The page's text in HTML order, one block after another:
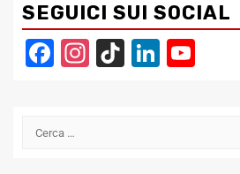
SEGUICI SUI SOCIAL
Facebook
Instagram
TikTok
Ricerca